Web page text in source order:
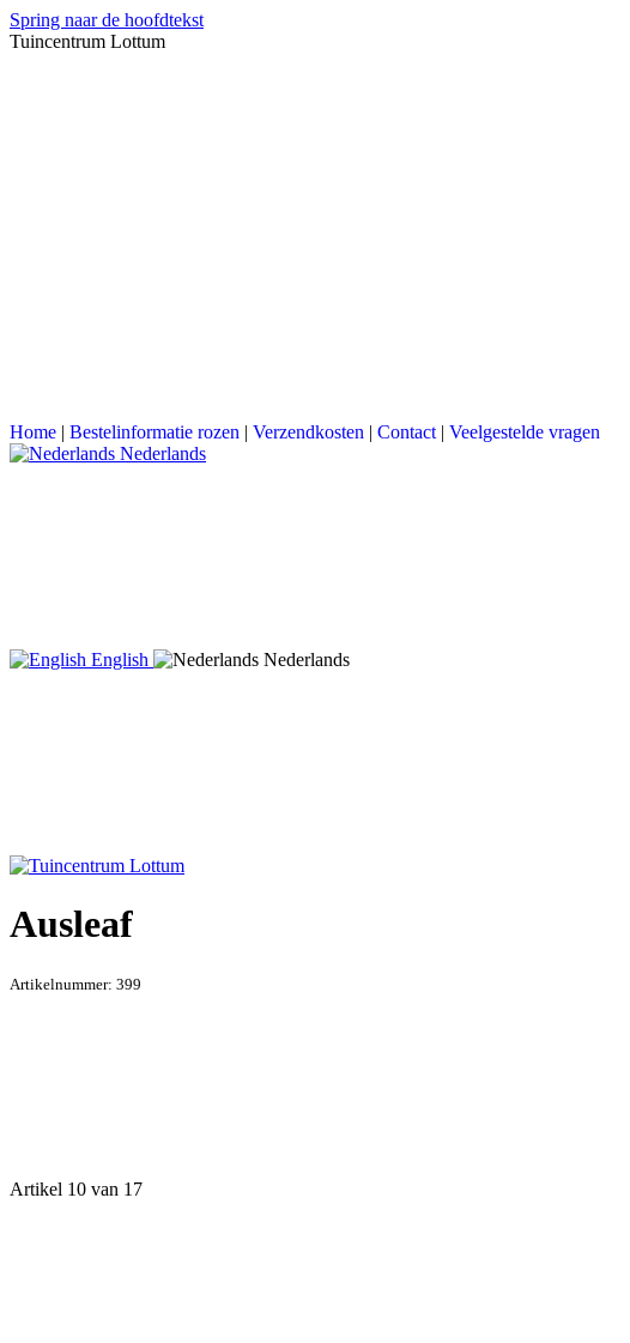
Spring naar de hoofdtekst
Tuincentrum Lottum
Home | Bestelinformatie rozen | Verzendkosten | Contact | Veelgestelde vragen
Nederlands
English Nederlands
Ausleaf
Artikelnummer: 399
Artikel 10 van 17